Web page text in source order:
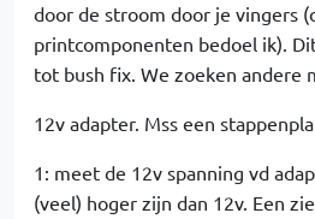
door de stroom door je vingers
printcomponenten bedoel ik).
tot bush fix. We zoeken andere
12v adapter. Mss een
1: meet de 12v spanning vd
(veel) hoger zijn dan 12v. Een